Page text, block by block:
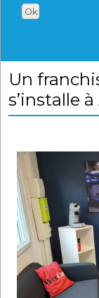
Un
s’installe